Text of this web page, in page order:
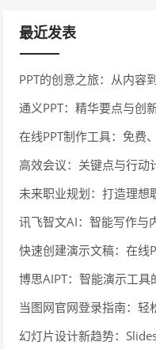
最近发表
PPT的创意之旅：从内容
通义PPT：精华要点与创
在线PPT制作工具：免费
高效会议：关键点与行动
未来职业规划：打造理想
讯飞智文AI：智能写作与
快速创建演示文稿：在线
博思AIPT：智能演示工具
当图网官网登录指南：轻
幻灯片设计新趋势：